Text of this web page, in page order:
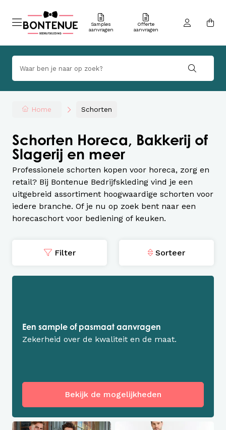
Samples
aanvragen
Offerte
aanvragen
Home Schorten
Schorten Horeca, Bakkerij of
Slagerij en meer
Professionele schorten kopen voor horeca, zorg en
retail? Bij Bontenue Bedrijfskleding vind je een
uitgebreid assortiment hoogwaardige schorten voor
iedere branche. Of je nu op zoek bent naar een
horecaschort voor bediening of keuken.
Filter Sorteer
Een sample of pasmaat aanvragen
Zekerheid over de kwaliteit en de maat.
Bekijk de mogelijkheden